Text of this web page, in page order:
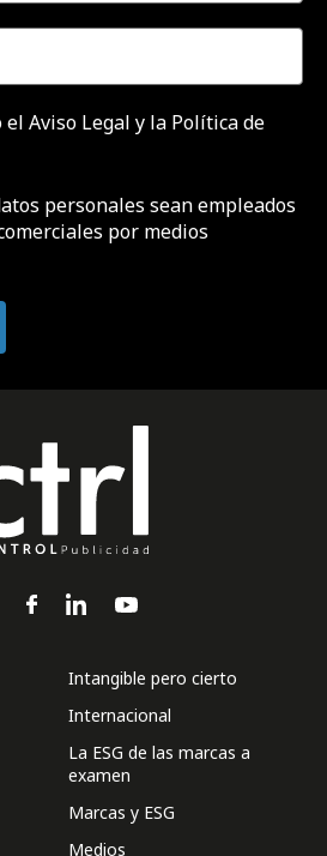
el Aviso Legal y la Política de
personales sean empleados
por medios
Intangible pero cierto
Internacional
La ESG de las marcas a
examen
Marcas y ESG
Medios